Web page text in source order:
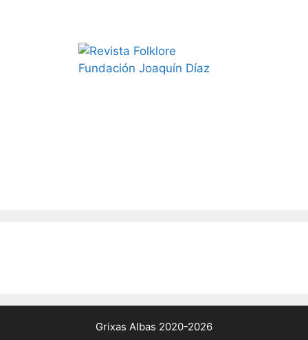
Grixas Albas 2020-2026